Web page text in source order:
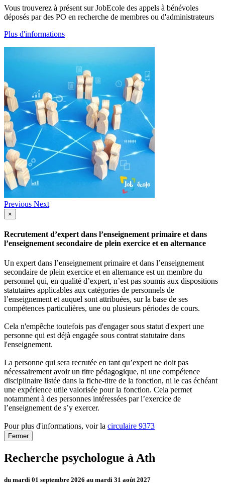
Vous trouverez à présent sur JobEcole des appels à bénévoles
déposés par des PO en recherche de membres ou d'administrateurs
Plus d'informations
Previous Next
×
Recrutement d’expert dans l’enseignement primaire et dans
l’enseignement secondaire de plein exercice et en alternance
Un expert dans l’enseignement primaire et dans l’enseignement
secondaire de plein exercice et en alternance est un membre du
personnel qui, en qualité d’expert, n’est pas soumis aux dispositions
statutaires applicables aux catégories de personnels de
l’enseignement et auquel sont attribuées, sur la base de ses
compétences particulières, une ou plusieurs périodes de cours.
Cela n'empêche toutefois pas d'engager sous statut d'expert une
personne qui est déjà engagée sous contrat statutaire dans
l'enseignement.
La personne qui sera recrutée en tant qu’expert ne doit pas
nécessairement avoir un titre pédagogique, ni une compétence
disciplinaire listée dans la fiche-titre de la fonction, ni le cas échéant
une expérience utile valorisée pour la fonction. Cela permet
notamment à des personnes intéressées par l’exercice de
l’enseignement de s’y exercer.
Pour plus d'informations, voir la circulaire 9373
Fermer
Recherche psychologue à Ath
du mardi 01 septembre 2026 au mardi 31 août 2027